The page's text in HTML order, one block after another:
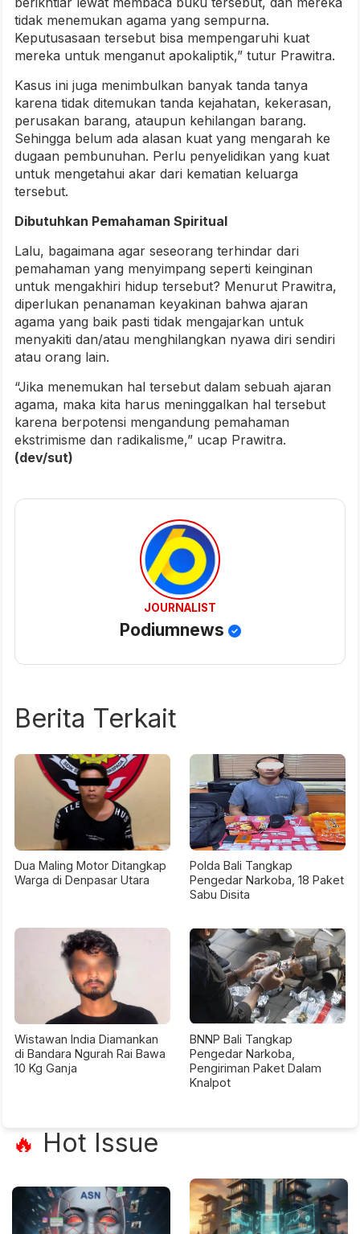
tidak menemukan agama yang sempurna.
Keputusasaan tersebut bisa mempengaruhi kuat
mereka untuk menganut apokaliptik,” tutur Prawitra.
Kasus ini juga menimbulkan banyak tanda tanya
karena tidak ditemukan tanda kejahatan, kekerasan,
perusakan barang, ataupun kehilangan barang.
Sehingga belum ada alasan kuat yang mengarah ke
dugaan pembunuhan. Perlu penyelidikan yang kuat
untuk mengetahui akar dari kematian keluarga
tersebut.
Dibutuhkan Pemahaman Spiritual
Lalu, bagaimana agar seseorang terhindar dari
pemahaman yang menyimpang seperti keinginan
untuk mengakhiri hidup tersebut? Menurut Prawitra,
diperlukan penanaman keyakinan bahwa ajaran
agama yang baik pasti tidak mengajarkan untuk
menyakiti dan/atau menghilangkan nyawa diri sendiri
atau orang lain.
“Jika menemukan hal tersebut dalam sebuah ajaran
agama, maka kita harus meninggalkan hal tersebut
karena berpotensi mengandung pemahaman
ekstrimisme dan radikalisme,” ucap Prawitra.
(dev/sut)
JOURNALIST
Podiumnews
Berita Terkait
Dua Maling Motor Ditangkap
Warga di Denpasar Utara
Polda Bali Tangkap
Pengedar Narkoba, 18 Paket
Sabu Disita
Wistawan India Diamankan
di Bandara Ngurah Rai Bawa
10 Kg Ganja
BNNP Bali Tangkap
Pengedar Narkoba,
Pengiriman Paket Dalam
Knalpot
🔥 Hot Issue